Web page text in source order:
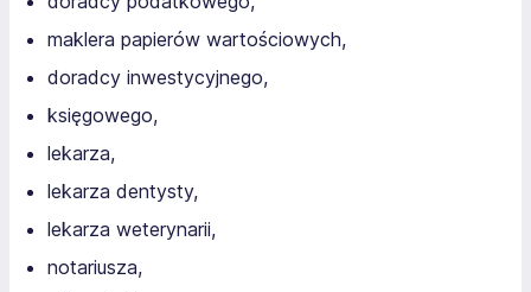
maklera papierów wartościowych,
doradcy inwestycyjnego,
księgowego,
lekarza,
lekarza dentysty,
lekarza weterynarii,
notariusza,